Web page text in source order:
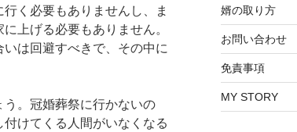
く必要もありませんし、ま
上げる必要もありません。
は回避すべきで、その中に
。冠婚葬祭に行かないの
けてくる人間がいなくなる
婿の取り方
お問い合わせ
免責事項
MY STORY